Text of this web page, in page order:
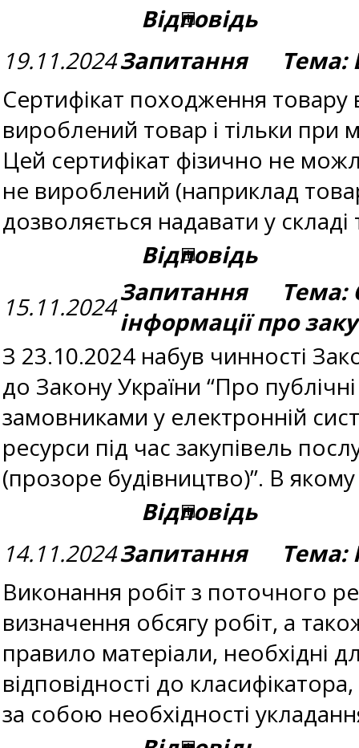
Відповідь
19.11.2024Запитання Тема:
Сертифікат походження
вироблений товар і тільки при
Цей сертифікат фізично не
не вироблений (наприклад
дозволяється надавати у
Відповідь
15.11.2024Запитання Тема:
інформації про
З 23.10.2024 набув чинності
до Закону України “Про
замовниками у електронній
ресурси під час закупівель
(прозоре будівництво)”. В
Відповідь
14.11.2024Запитання Тема:
Виконання робіт з поточного
визначення обсягу робіт, а
правило матеріали, необхідні
відповідності до
за собою необхідності